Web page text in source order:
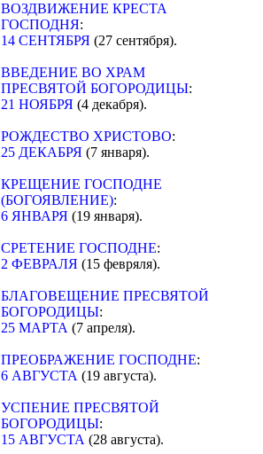
ВОЗДВИЖЕНИЕ КРЕСТА
ГОСПОДНЯ:
14 СЕНТЯБРЯ (27 сентября).
ВВЕДЕНИЕ ВО ХРАМ
ПРЕСВЯТОЙ БОГОРОДИЦЫ:
21 НОЯБРЯ (4 декабря).
РОЖДЕСТВО ХРИСТОВО:
25 ДЕКАБРЯ (7 января).
КРЕЩЕНИЕ ГОСПОДНЕ
(БОГОЯВЛЕНИЕ):
6 ЯНВАРЯ (19 января).
СРЕТЕНИЕ ГОСПОДНЕ:
2 ФЕВРАЛЯ (15 февряля).
БЛАГОВЕЩЕНИЕ ПРЕСВЯТОЙ
БОГОРОДИЦЫ:
25 МАРТА (7 апреля).
ПРЕОБРАЖЕНИЕ ГОСПОДНЕ:
6 АВГУСТА (19 августа).
УСПЕНИЕ ПРЕСВЯТОЙ
БОГОРОДИЦЫ:
15 АВГУСТА (28 августа).